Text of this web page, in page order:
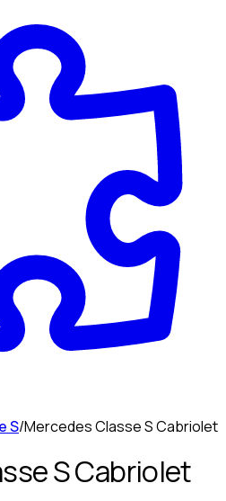
S/Mercedes Classe S Cabriolet
S Cabriolet